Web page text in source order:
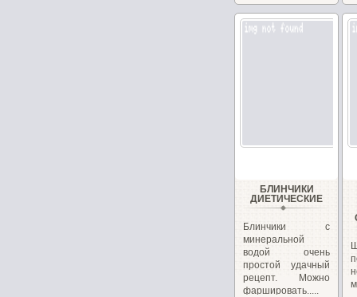
сайте...
БЛИНЧИКИ
ДИЕТИЧЕСКИЕ
Блинчики с
минеральной
водой очень
простой удачный
рецепт. Можно
фаршировать.....